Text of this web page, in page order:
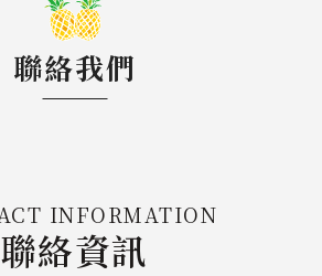
聯絡我們
INFORMATION
聯絡資訊